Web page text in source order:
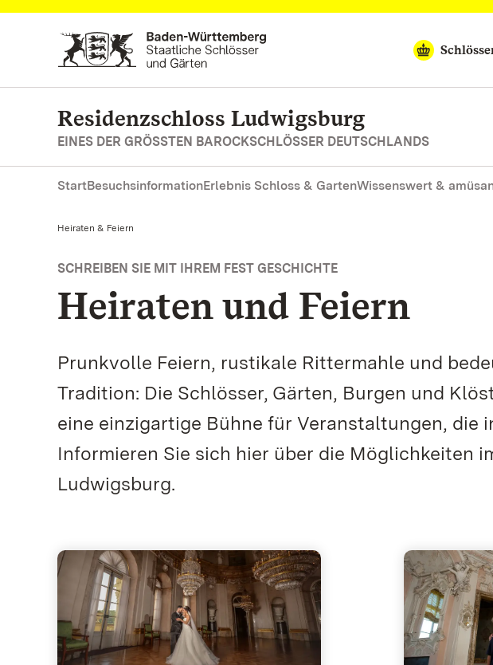
Zum Hauptinhalt springen
Residenzschloss Ludwigsburg
EINES DER GRÖSSTEN BAROCKSCHLÖSSER DEUTSCHLANDS
StartBesuchsinformationErlebnis Schloss & GartenWissenswert &
Aktuell:
Heiraten & Feiern
SCHREIBEN SIE MIT IHREM FEST GESCHICHTE
Heiraten und Feiern
Prunkvolle Feiern, rustikale Rittermahle und
Tradition: Die Schlösser, Gärten, Burgen und
eine einzigartige Bühne für Veranstaltungen, die
Informieren Sie sich hier über die Möglichkeiten
Ludwigsburg.